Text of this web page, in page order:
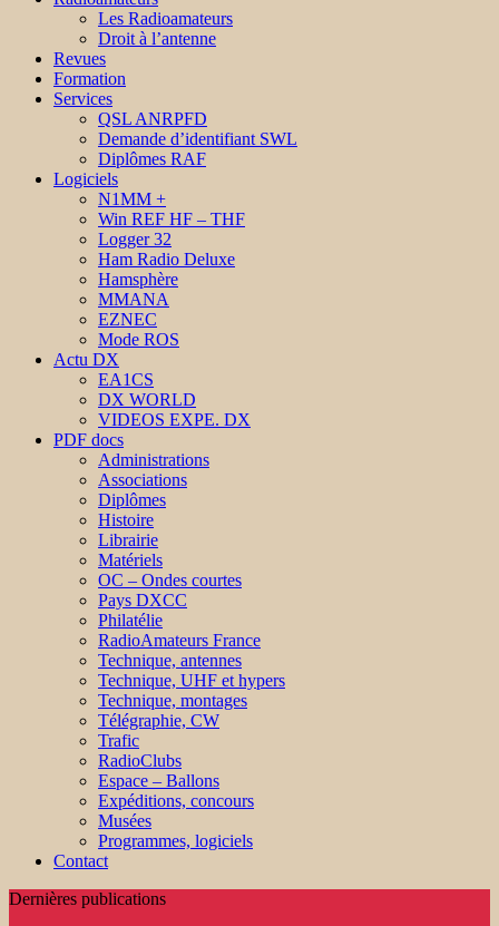
Les Radioamateurs
Droit à l’antenne
Revues
Formation
Services
QSL ANRPFD
Demande d’identifiant SWL
Diplômes RAF
Logiciels
N1MM +
Win REF HF – THF
Logger 32
Ham Radio Deluxe
Hamsphère
MMANA
EZNEC
Mode ROS
Actu DX
EA1CS
DX WORLD
VIDEOS EXPE. DX
PDF docs
Administrations
Associations
Diplômes
Histoire
Librairie
Matériels
OC – Ondes courtes
Pays DXCC
Philatélie
RadioAmateurs France
Technique, antennes
Technique, UHF et hypers
Technique, montages
Télégraphie, CW
Trafic
RadioClubs
Espace – Ballons
Expéditions, concours
Musées
Programmes, logiciels
Contact
Dernières publications